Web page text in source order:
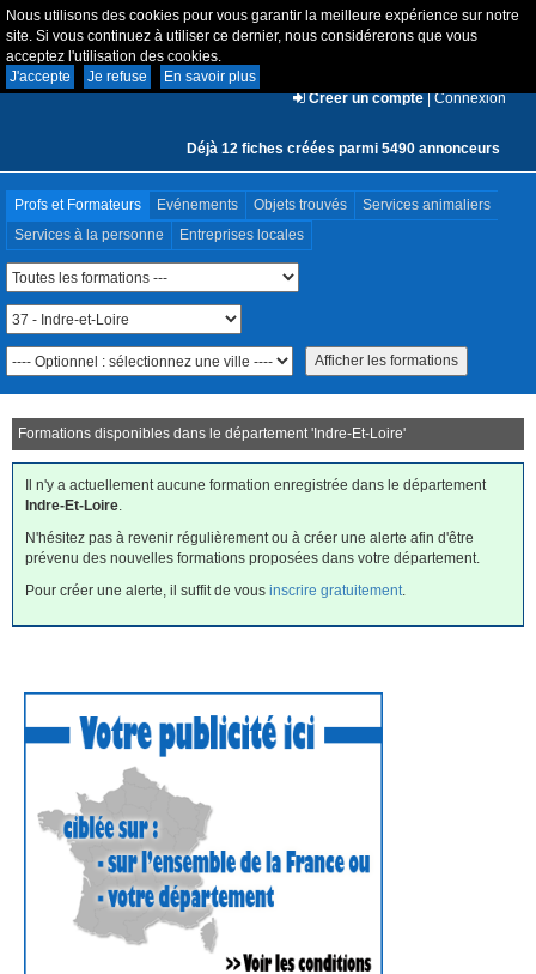
Nous utilisons des cookies pour vous garantir la meilleure expérience sur notre
site. Si vous continuez à utiliser ce dernier, nous considérerons que vous
acceptez l'utilisation des cookies.
J'accepte
Je refuse
En savoir plus
Créer un compte|Connexion
Déjà 12 fiches créées parmi 5490 annonceurs
Profs et Formateurs Evénements Objets trouvés
Services animaliers
Services à la personne
Entreprises locales
Formations disponibles dans le département ' Indre-Et-Loire'
Il n'y a actuellement aucune formation enregistrée dans le département
Indre-Et-Loire.
N'hésitez pas à revenir régulièrement ou à créer une alerte afin d'être
prévenu des nouvelles formations proposées dans votre département.
Pour créer une alerte, il suffit de vous inscrire gratuitement.